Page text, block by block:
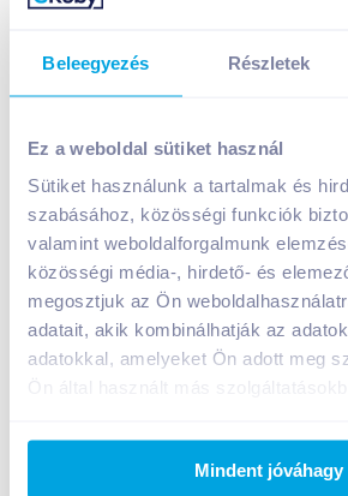
Beleegyezés Részletek
Ez a weboldal sütiket használ
Sütiket használunk a tartalmak és
szabásához, közösségi funkciók
valamint weboldalforgalmunk
közösségi média-, hirdető- és
megosztjuk az Ön
adatait, akik kombinálhatják az
adatokkal, amelyeket Ön adott meg
Mindent jóváhagy
Knorr leveskocka 120 g
799Ft /
Nettó eladási ár: 629Ft / db
KosárbaKosárba
1 karton = 24 db
+1 karton a kosárba
Bevásárlólistához adom